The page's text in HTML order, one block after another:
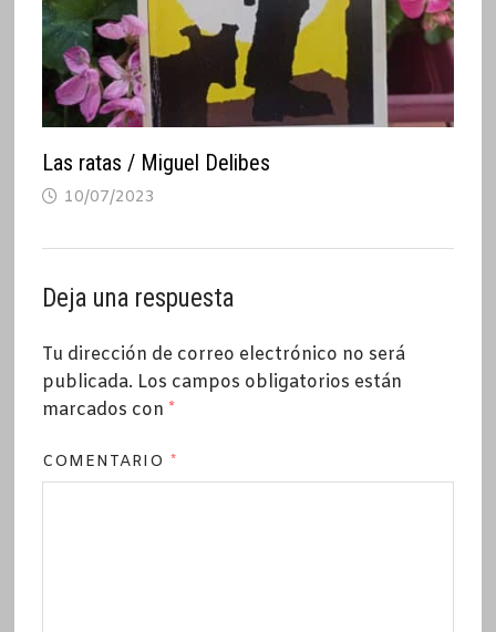
Las ratas / Miguel Delibes
10/07/2023
Deja una respuesta
Tu dirección de correo electrónico no será
publicada. Los campos obligatorios están
marcados con *
COMENTARIO *